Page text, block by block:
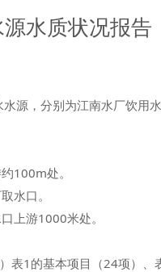
水质状况报告
源，分别为江南水厂饮用
100m处。
水口。
上游1000米处。
表1的基本项目（24项）